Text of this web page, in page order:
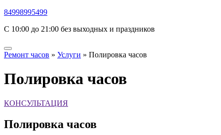
84998995499
С 10:00 до 21:00 без выходных и праздников
Ремонт часов » Услуги » Полировка часов
Полировка часов
КОНСУЛЬТАЦИЯ
Полировка часов